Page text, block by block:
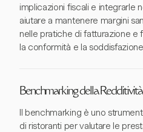
implicazioni fiscali e integrarle
aiutare a mantenere margini
nelle pratiche di fatturazione e
la conformità e la
Benchmarking della
Il benchmarking è uno
di ristoranti per valutare le